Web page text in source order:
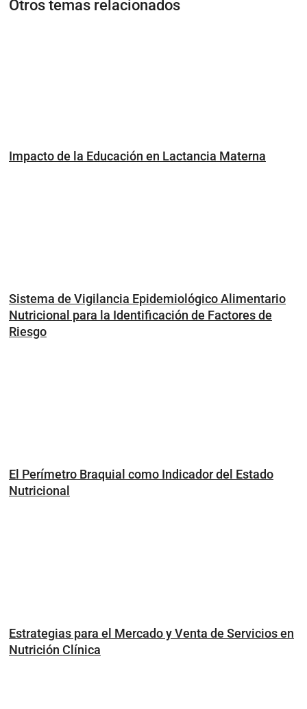
Otros temas relacionados
Impacto de la Educación en Lactancia Materna
Sistema de Vigilancia Epidemiológico Alimentario
Nutricional para la Identificación de Factores de
Riesgo
El Perímetro Braquial como Indicador del Estado
Nutricional
Estrategias para el Mercado y Venta de Servicios en
Nutrición Clínica